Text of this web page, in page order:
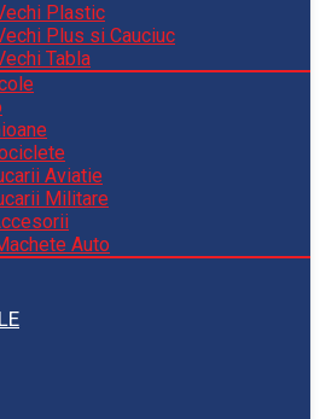
Plastic
Plus si Cauciuc
Tabla
Aviatie
Militare
Auto